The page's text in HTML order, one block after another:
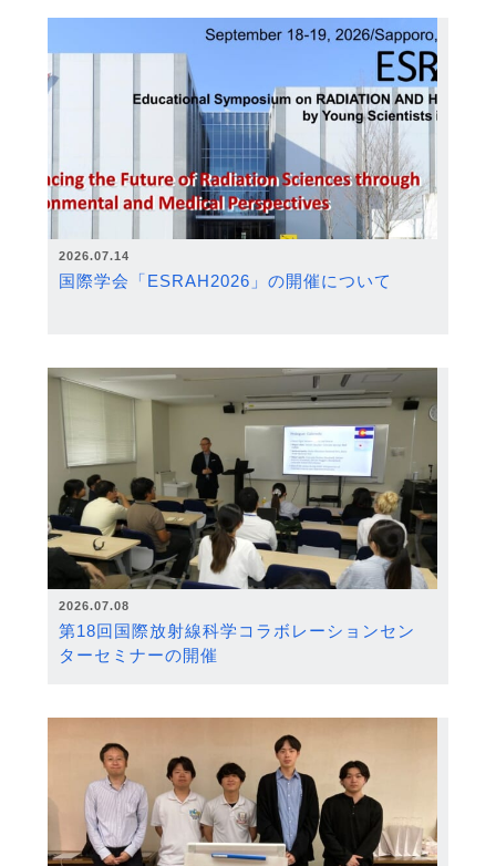
2026.07.14
国際学会「ESRAH2026」の開催について
2026.07.08
第18回国際放射線科学コラボレーションセン
ターセミナーの開催